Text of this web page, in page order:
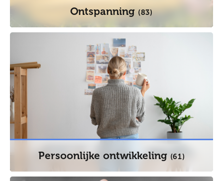
Ontspanning (83)
Persoonlijke ontwikkeling (61)